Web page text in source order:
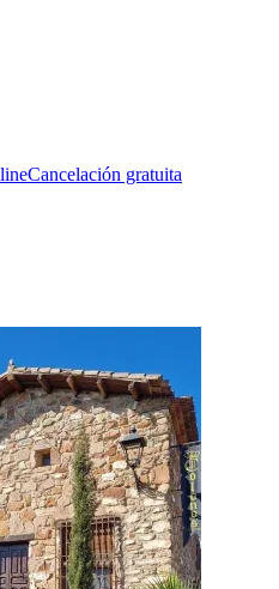
Cancelación gratuita